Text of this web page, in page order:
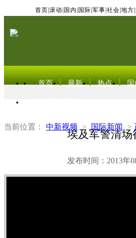
首页 滚动 国内 国际 军事 社会 地方
首页 最新 热点 国
当前位置： 中新视频 > 国际新闻 >
埃及军警清场
发布时间：2013年